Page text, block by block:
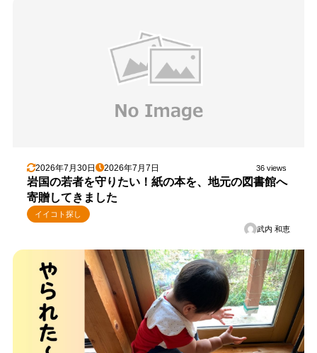
2026年7月30日 2026年7月7日 36 views
岩国の若者を守りたい！紙の本を、地元の図書館へ
寄贈してきました
イイコト探し
武内 和恵